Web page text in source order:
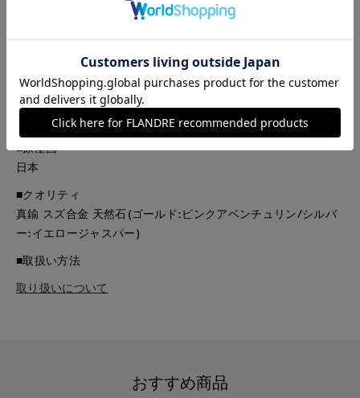
る作業で、メタルが落ち着いた色味になり、高級感を出してい
います。予めご了承ください。
■品番
51295103
■原産国
日本
■クオリティ
真鍮 スズ合金 天然石(ゴールド:ピンクアベンチュリン/シルバ
ー:イエロージャスパー)
■取扱い方法
取り扱いについて
おすすめ商品